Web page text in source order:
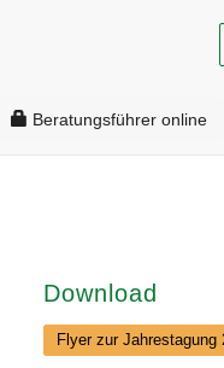
Beratungsführer online
Download
Flyer zur Jahrestagung